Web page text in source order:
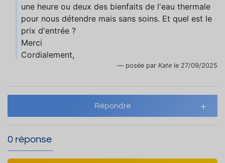
une heure ou deux des bienfaits de l'eau thermale
pour nous détendre mais sans soins. Et quel est le
prix d'entrée ?
Merci
Cordialement,
posée par Kate le 27/09/2025
Répondre
0 réponse